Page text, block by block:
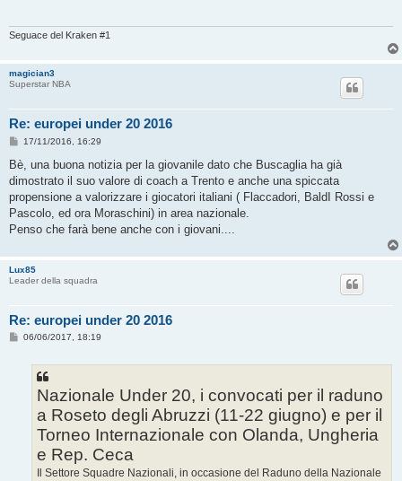
Seguace del Kraken #1
magician3
Superstar NBA
Re: europei under 20 2016
M
s
a
g
i
o
17/11/2016, 16:29
Bè, una buona notizia per la giovanile dato che Buscaglia ha già
dimostrato il suo valore di coach a Trento e anche una spiccata
propensione a valorizzare i giocatori italiani ( Flaccadori, BaldI Rossi e
Pascolo, ed ora Moraschini) in area nazionale.
Penso che farà bene anche con i giovani....
Lux85
Leader della squadra
Re: europei under 20 2016
M06/06/2017, 18:19
Nazionale Under 20, i convocati per il raduno
a Roseto degli Abruzzi (11-22 giugno) e per il
Torneo Internazionale con Olanda, Ungheria
e Rep. Ceca
Il Settore Squadre Nazionali, in occasione del Raduno della Nazionale